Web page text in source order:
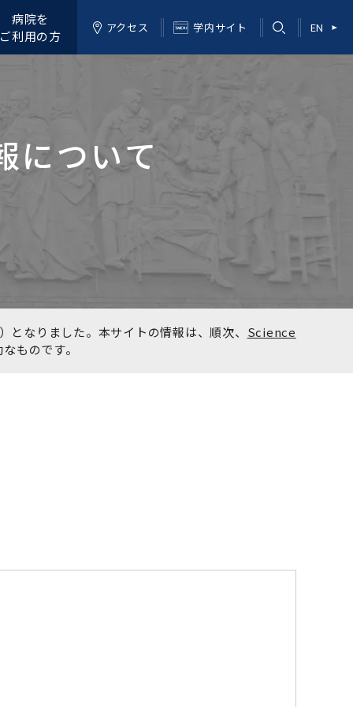
病院を
ご利用の方
アクセス 学内サイト EN
について
なりました。本サイトの情報は、順次、 Science
ものです。